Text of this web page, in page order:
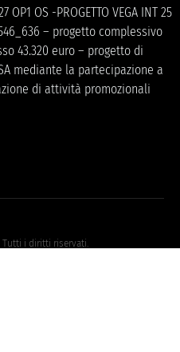
OS -PROGETTO VEGA INT 25
– progetto complessivo
43.320 euro – progetto di
mediante la partecipazione a
di attività promozionali
Tutti i diritti riservati.